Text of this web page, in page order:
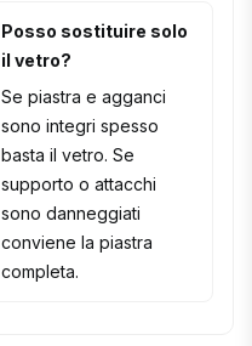
Posso sostituire solo
il vetro?
Se piastra e agganci
sono integri spesso
basta il vetro. Se
supporto o attacchi
sono danneggiati
conviene la piastra
completa.